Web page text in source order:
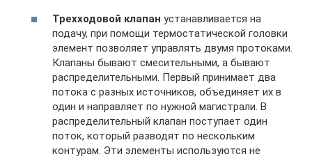
Трехходовой клапан устанавливается на
подачу, при помощи термостатической головки
элемент позволяет управлять двумя протоками.
Клапаны бывают смесительными, а бывают
распределительными. Первый принимает два
потока с разных источников, объединяет их в
один и направляет по нужной магистрали. В
распределительный клапан поступает один
поток, который разводят по нескольким
контурам. Эти элементы используются не